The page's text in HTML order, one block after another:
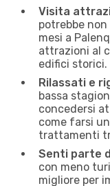
Visita
potrebbe
mesi a
attrazioni al
edifici storici.
Rilassati e
bassa
concedersi
come farsi
trattamenti
Senti parte
con meno
migliore per